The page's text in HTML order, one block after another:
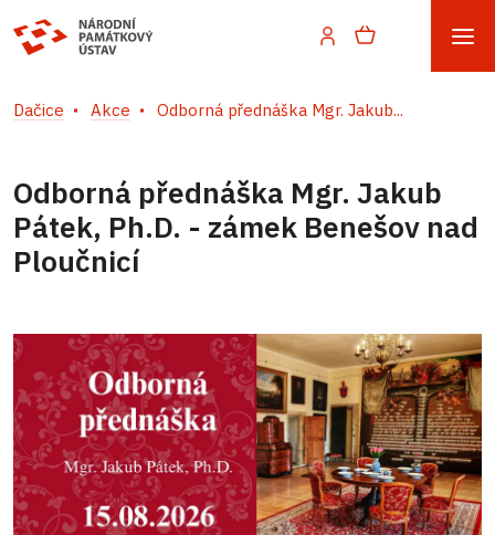
Dačice Akce Odborná přednáška Mgr. Jakub...
Odborná přednáška Mgr. Jakub
Pátek, Ph.D. - zámek Benešov nad
Ploučnicí